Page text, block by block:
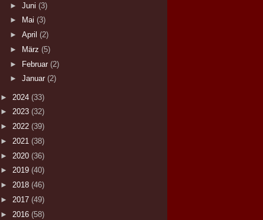
► Juni (3)
►
Mai (3)
► April (2)
►
März (5)
► Februar (2)
► Januar (2)
► 2024 (33)
► 2023 (32)
► 2022 (39)
► 2021 (38)
► 2020 (36)
► 2019 (40)
► 2018 (46)
► 2017 (49)
► 2016 (58)